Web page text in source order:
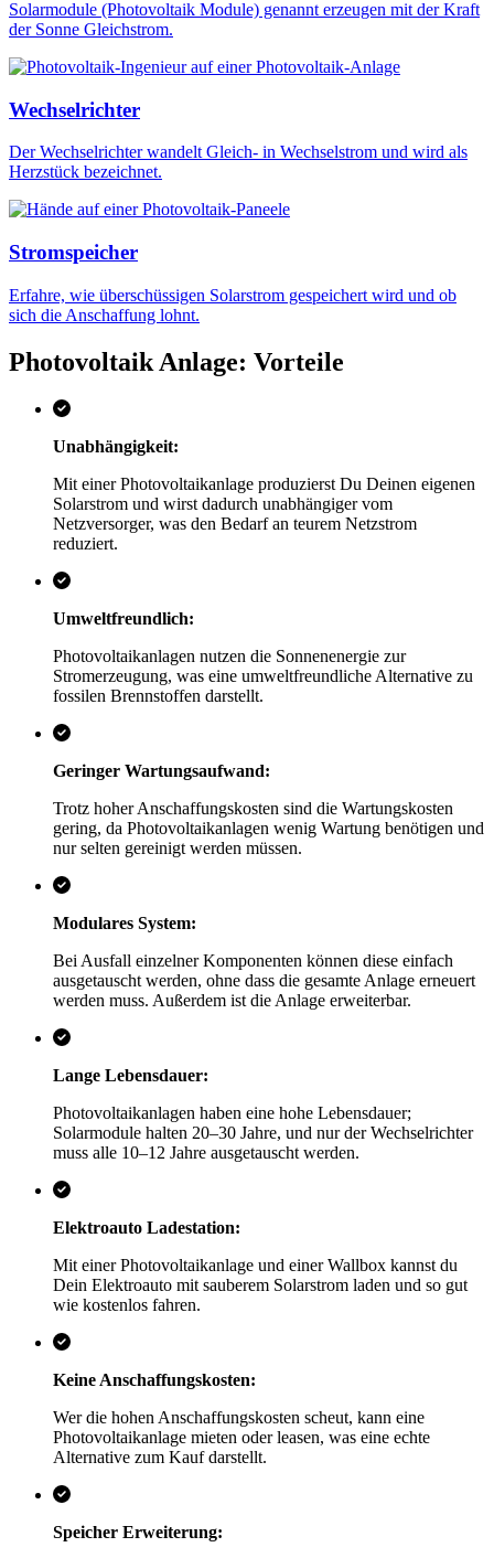
Solarmodule (Photovoltaik Module) genannt erzeugen mit der Kraft
der Sonne Gleichstrom.
Wechselrichter
Der Wechselrichter wandelt Gleich- in Wechselstrom und wird als
Herzstück bezeichnet.
Stromspeicher
Erfahre, wie überschüssigen Solarstrom gespeichert wird und ob
sich die Anschaffung lohnt.
Photovoltaik Anlage: Vorteile
Unabhängigkeit:
Mit einer Photovoltaikanlage produzierst Du Deinen eigenen
Solarstrom und wirst dadurch unabhängiger vom
Netzversorger, was den Bedarf an teurem Netzstrom
reduziert.
Umweltfreundlich:
Photovoltaikanlagen nutzen die Sonnenenergie zur
Stromerzeugung, was eine umweltfreundliche Alternative zu
fossilen Brennstoffen darstellt.
Geringer Wartungsaufwand:
Trotz hoher Anschaffungskosten sind die Wartungskosten
gering, da Photovoltaikanlagen wenig Wartung benötigen und
nur selten gereinigt werden müssen.
Modulares System:
Bei Ausfall einzelner Komponenten können diese einfach
ausgetauscht werden, ohne dass die gesamte Anlage erneuert
werden muss. Außerdem ist die Anlage erweiterbar.
Lange Lebensdauer:
Photovoltaikanlagen haben eine hohe Lebensdauer;
Solarmodule halten 20–30 Jahre, und nur der Wechselrichter
muss alle 10–12 Jahre ausgetauscht werden.
Elektroauto Ladestation:
Mit einer Photovoltaikanlage und einer Wallbox kannst du
Dein Elektroauto mit sauberem Solarstrom laden und so gut
wie kostenlos fahren.
Keine Anschaffungskosten:
Wer die hohen Anschaffungskosten scheut, kann eine
Photovoltaikanlage mieten oder leasen, was eine echte
Alternative zum Kauf darstellt.
Speicher Erweiterung: